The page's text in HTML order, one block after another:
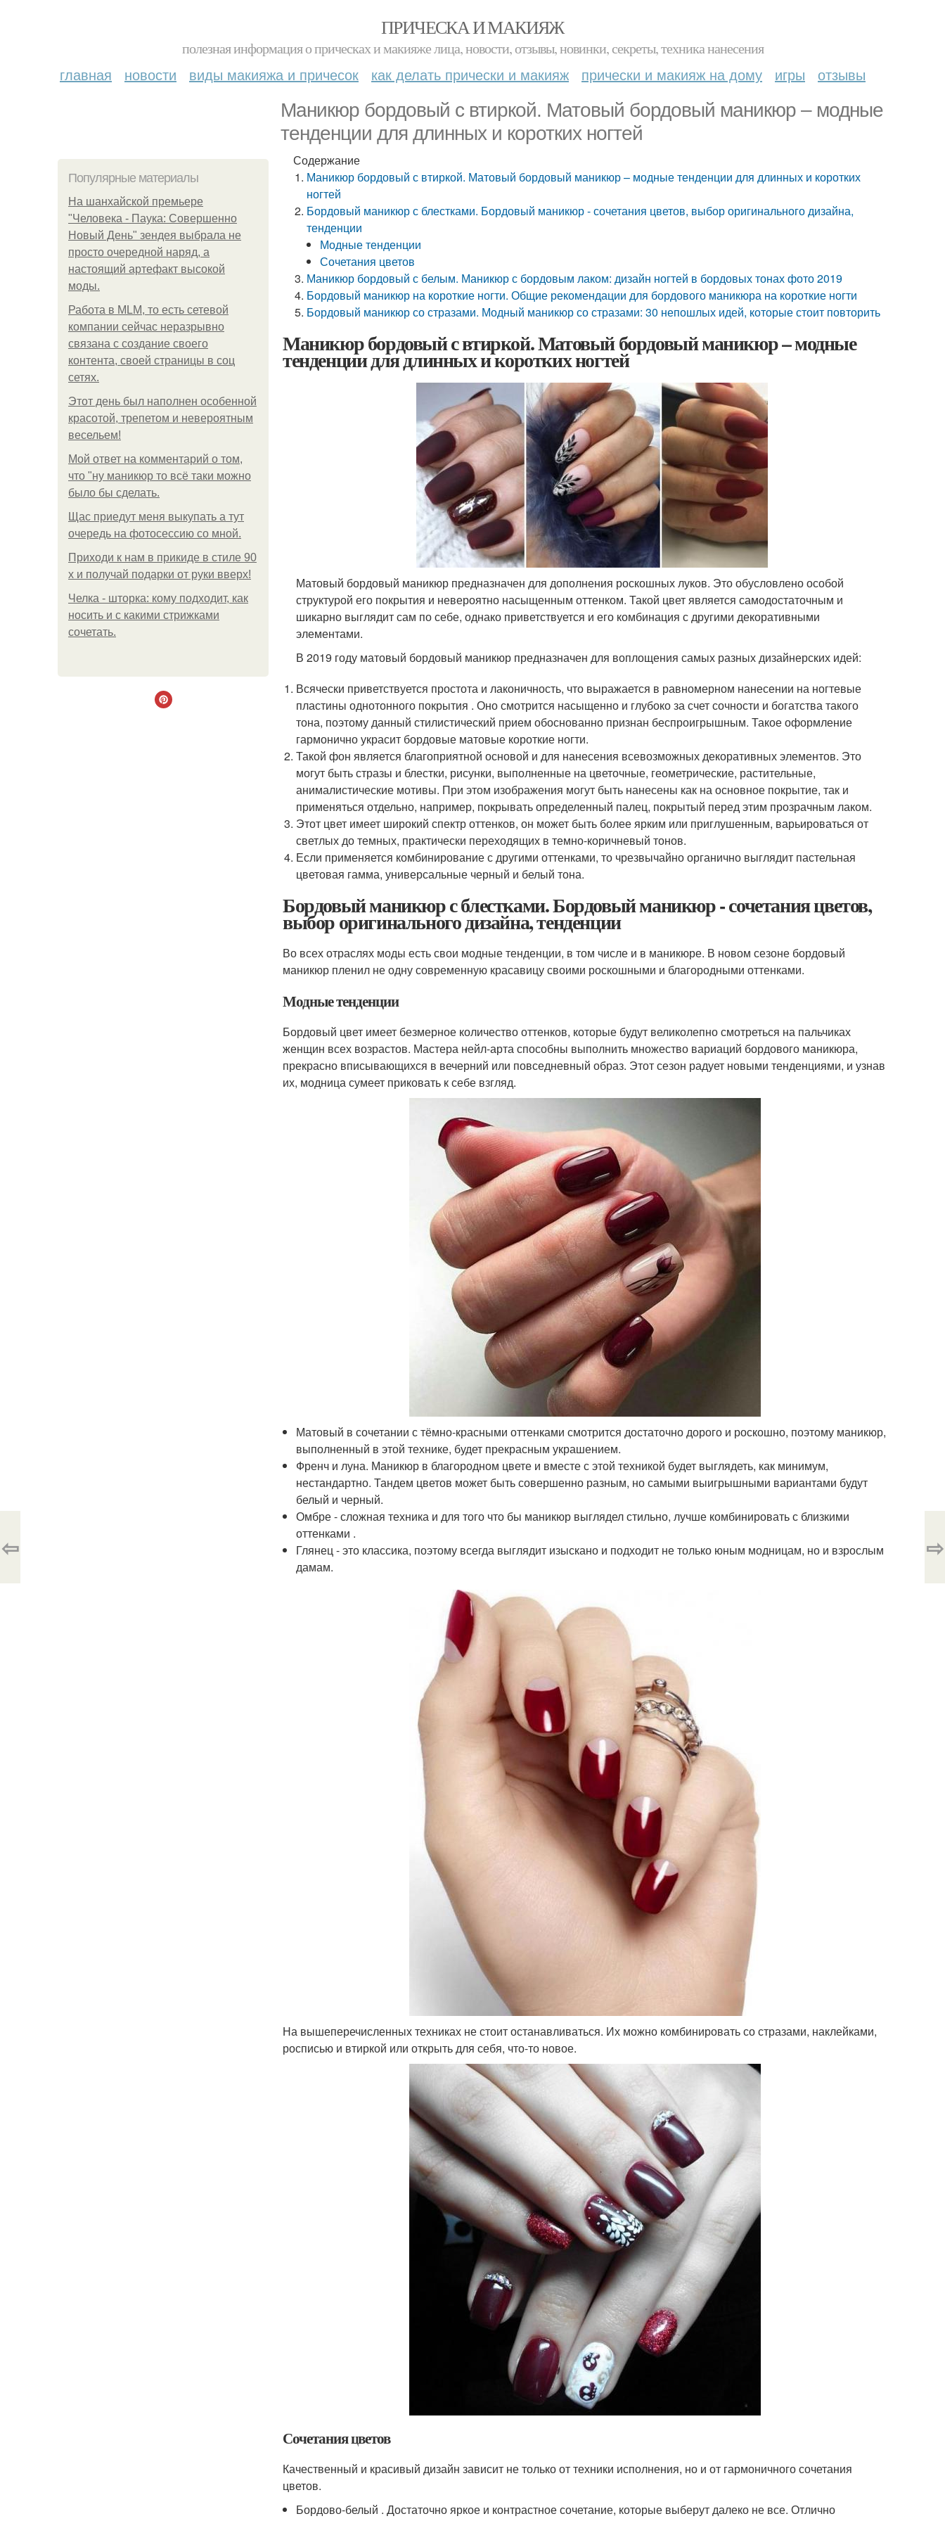
ПРИЧЕСКА И МАКИЯЖ
полезная информация о прическах и макияже лица, новости, отзывы, новинки, секреты, техника нанесения
главная новости виды макияжа и причесок как делать прически и макияж прически и макияж на дому игры отзывы
Маникюр бордовый с втиркой. Матовый бордовый маникюр – модные
тенденции для длинных и коротких ногтей
Популярные материалы
На шанхайской премьере
"Человека - Паука: Совершенно
Новый День" зендея выбрала не
просто очередной наряд, а
настоящий артефакт высокой
моды.
Работа в MLM, то есть сетевой
компании сейчас неразрывно
связана с создание своего
контента, своей страницы в соц
сетях.
Этот день был наполнен особенной
красотой, трепетом и невероятным
весельем!
Мой ответ на комментарий о том,
что "ну маникюр то всё таки можно
было бы сделать.
Щас приедут меня выкупать а тут
очередь на фотосессию со мной.
Приходи к нам в прикиде в стиле 90
х и получай подарки от руки вверх!
Челка - шторка: кому подходит, как
носить и с какими стрижками
сочетать.
Содержание
Маникюр бордовый с втиркой. Матовый бордовый маникюр – модные тенденции для длинных и коротких
ногтей
Бордовый маникюр с блестками. Бордовый маникюр - сочетания цветов, выбор оригинального дизайна,
тенденции
Модные тенденции
Сочетания цветов
Маникюр бордовый с белым. Маникюр с бордовым лаком: дизайн ногтей в бордовых тонах фото 2019
Бордовый маникюр на короткие ногти. Общие рекомендации для бордового маникюра на короткие ногти
Бордовый маникюр со стразами. Модный маникюр со стразами: 30 непошлых идей, которые стоит повторить
Маникюр бордовый с втиркой. Матовый бордовый маникюр – модные
тенденции для длинных и коротких ногтей
Матовый бордовый маникюр предназначен для дополнения роскошных луков. Это обусловлено особой
структурой его покрытия и невероятно насыщенным оттенком. Такой цвет является самодостаточным и
шикарно выглядит сам по себе, однако приветствуется и его комбинация с другими декоративными
элементами.
В 2019 году матовый бордовый маникюр предназначен для воплощения самых разных дизайнерских идей:
Всячески приветствуется простота и лаконичность, что выражается в равномерном нанесении на ногтевые
пластины однотонного покрытия . Оно смотрится насыщенно и глубоко за счет сочности и богатства такого
тона, поэтому данный стилистический прием обоснованно признан беспроигрышным. Такое оформление
гармонично украсит бордовые матовые короткие ногти.
Такой фон является благоприятной основой и для нанесения всевозможных декоративных элементов. Это
могут быть стразы и блестки, рисунки, выполненные на цветочные, геометрические, растительные,
анималистические мотивы. При этом изображения могут быть нанесены как на основное покрытие, так и
применяться отдельно, например, покрывать определенный палец, покрытый перед этим прозрачным лаком.
Этот цвет имеет широкий спектр оттенков, он может быть более ярким или приглушенным, варьироваться от
светлых до темных, практически переходящих в темно-коричневый тонов.
Если применяется комбинирование с другими оттенками, то чрезвычайно органично выглядит пастельная
цветовая гамма, универсальные черный и белый тона.
Бордовый маникюр с блестками. Бордовый маникюр - сочетания цветов,
выбор оригинального дизайна, тенденции
Во всех отраслях моды есть свои модные тенденции, в том числе и в маникюре. В новом сезоне бордовый
маникюр пленил не одну современную красавицу своими роскошными и благородными оттенками.
Модные тенденции
Бордовый цвет имеет безмерное количество оттенков, которые будут великолепно смотреться на пальчиках
женщин всех возрастов. Мастера нейл-арта способны выполнить множество вариаций бордового маникюра,
прекрасно вписывающихся в вечерний или повседневный образ. Этот сезон радует новыми тенденциями, и узнав
их, модница сумеет приковать к себе взгляд.
Матовый в сочетании с тёмно-красными оттенками смотрится достаточно дорого и роскошно, поэтому маникюр,
выполненный в этой технике, будет прекрасным украшением.
Френч и луна. Маникюр в благородном цвете и вместе с этой техникой будет выглядеть, как минимум,
нестандартно. Тандем цветов может быть совершенно разным, но самыми выигрышными вариантами будут
белый и черный.
Омбре - сложная техника и для того что бы маникюр выглядел стильно, лучше комбинировать с близкими
оттенками .
Глянец - это классика, поэтому всегда выглядит изыскано и подходит не только юным модницам, но и взрослым
дамам.
На вышеперечисленных техниках не стоит останавливаться. Их можно комбинировать со стразами, наклейками,
росписью и втиркой или открыть для себя, что-то новое.
Сочетания цветов
Качественный и красивый дизайн зависит не только от техники исполнения, но и от гармоничного сочетания
цветов.
Бордово-белый . Достаточно яркое и контрастное сочетание, которые выберут далеко не все. Отлично
⇦ ⇨